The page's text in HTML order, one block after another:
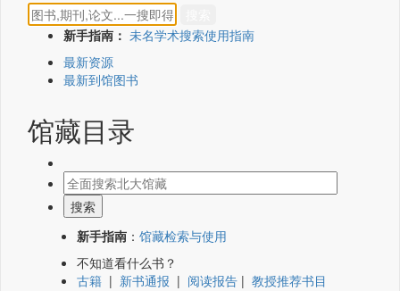
新手指南： 未名学术搜索使用指南
最新资源
最新到馆图书
馆藏目录
新手指南 ： 馆藏检索与使用
不知道看什么书？
古籍 | 新书通报 | 阅读报告 | 教授推荐书目